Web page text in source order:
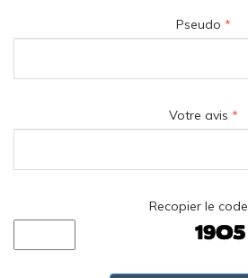
Pseudo *
Votre avis *
Recopier le code